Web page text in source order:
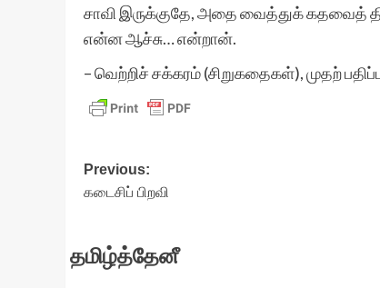
சாவி இருக்குதே, அதை வைத்துக் கதவைத்
என்ன ஆச்சு… என்றான்.
– வெற்றிச் சக்கரம் (சிறுகதைகள்), முதற்
Post
navigation
Previous:
கடைசிப் பிறவி
தமிழ்த்தேனீ